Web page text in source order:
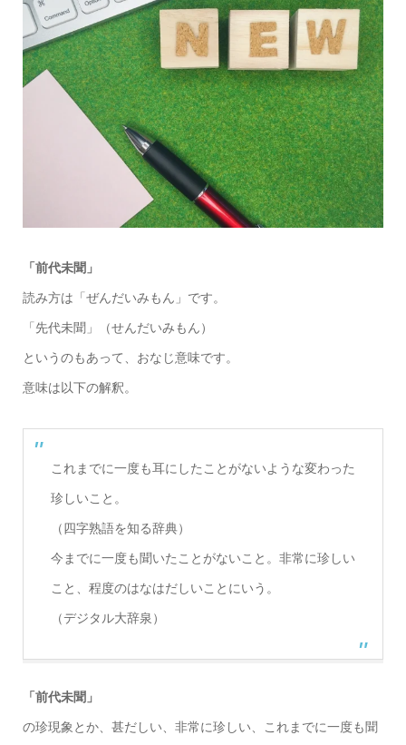
「前代未聞」
読み方は「ぜんだいみもん」です。
「先代未聞」（せんだいみもん）
というのもあって、おなじ意味です。
意味は以下の解釈。
これまでに一度も耳にしたことがないような変わった
珍しいこと。
（四字熟語を知る辞典）
今までに一度も聞いたことがないこと。非常に珍しい
こと、程度のはなはだしいことにいう。
（デジタル大辞泉）
「前代未聞」
の珍現象とか、甚だしい、非常に珍しい、これまでに一度も聞